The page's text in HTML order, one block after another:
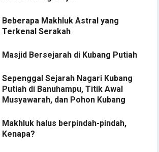
Beberapa Makhluk Astral yang
Terkenal Serakah
Masjid Bersejarah di Kubang Putiah
Sepenggal Sejarah Nagari Kubang
Putiah di Banuhampu, Titik Awal
Musyawarah, dan Pohon Kubang
Makhluk halus berpindah-pindah,
Kenapa?